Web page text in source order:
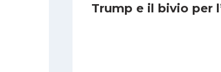
Trump e il bivio per